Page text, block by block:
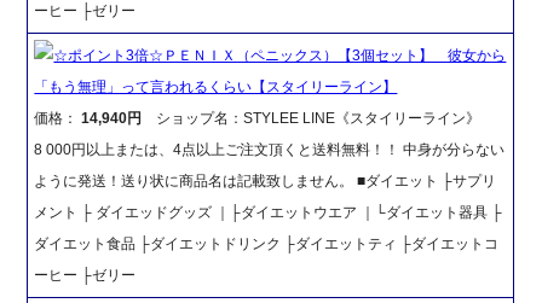
ーヒー ├ゼリー
☆ポイント3倍☆ＰＥＮＩＸ（ペニックス）【3個セット】 彼女から
「もう無理」って言われるくらい【スタイリーライン】
価格：14,940円
ショップ名：STYLEE LINE《スタイリーライン》
8 000円以上または、4点以上ご注文頂くと送料無料！！ 中身が分らない
ように発送！送り状に商品名は記載致しません。 ■ダイエット ├サプリ
メント ├ ダイエッドグッズ ｜├ダイエットウエア ｜└ダイエット器具 ├
ダイエット食品 ├ダイエットドリンク ├ダイエットティ ├ダイエットコ
ーヒー ├ゼリー